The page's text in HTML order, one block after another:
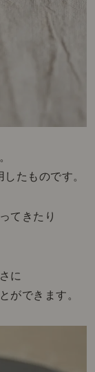
たものです。
てきたり
に
ができます。